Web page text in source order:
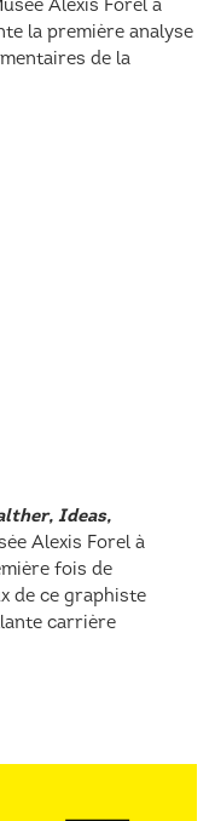
Alexis Forel à
la première analyse
de la
Ideas,
Alexis Forel à
fois de
de ce graphiste
carrière